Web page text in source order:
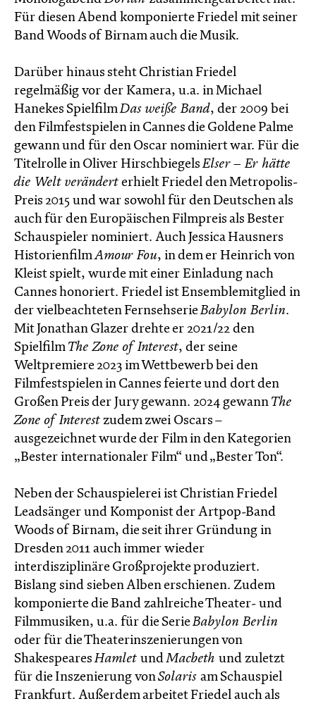
Für diesen Abend komponierte Friedel mit seiner
Band Woods of Birnam auch die Musik.
Darüber hinaus steht Christian Friedel
regelmäßig vor der Kamera, u.a. in Michael
Hanekes SpielfilmDas weiße Band, der 2009 bei
den Filmfestspielen in Cannes die Goldene Palme
gewann und für den Oscar nominiert war. Für die
Titelrolle in Oliver HirschbiegelsElser – Er hätte
die Welt verändert erhielt Friedel den Metropolis-
Preis 2015 und war sowohl für den Deutschen als
auch für den Europäischen Filmpreis als Bester
Schauspieler nominiert. Auch Jessica Hausners
HistorienfilmAmour Fou, in dem er Heinrich von
Kleist spielt, wurde mit einer Einladung nach
Cannes honoriert. Friedel ist Ensemblemitglied in
der vielbeachteten FernsehserieBabylon Berlin.
Mit Jonathan Glazer drehte er 2021/22 den
Spielfilm The Zone of Interest, der seine
Weltpremiere 2023 im Wettbewerb bei den
Filmfestspielen in Cannes feierte und dort den
Großen Preis der Jury gewann. 2024 gewann The
Zone of Interest zudem zwei Oscars –
ausgezeichnet wurde der Film in den Kategorien
„Bester internationaler Film“ und „Bester Ton“.
Neben der Schauspielerei ist Christian Friedel
Leadsänger und Komponist der Artpop-Band
Woods of Birnam, die seit ihrer Gründung in
Dresden 2011 auch immer wieder
interdisziplinäre Großprojekte produziert.
Bislang sind sieben Alben erschienen. Zudem
komponierte die Band zahlreiche Theater- und
Filmmusiken, u.a. für die SerieBabylon Berlin
oder für die Theaterinszenierungen von
ShakespearesHamlet undMacbeth und zuletzt
für die Inszenierung vonSolaris am Schauspiel
Frankfurt. Außerdem arbeitet Friedel auch als